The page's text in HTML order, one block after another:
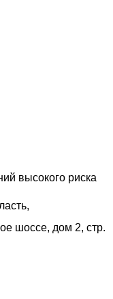
высокого риска
шоссе, дом 2, стр.